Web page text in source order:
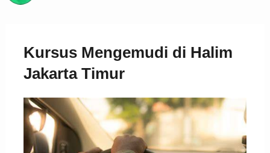
Kursus Mengemudi di Halim
Jakarta Timur